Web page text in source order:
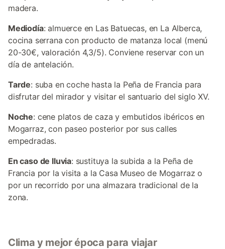
madera.
Mediodía: almuerce en Las Batuecas, en La Alberca,
cocina serrana con producto de matanza local (menú
20-30€, valoración 4,3/5). Conviene reservar con un
día de antelación.
Tarde: suba en coche hasta la Peña de Francia para
disfrutar del mirador y visitar el santuario del siglo XV.
Noche: cene platos de caza y embutidos ibéricos en
Mogarraz, con paseo posterior por sus calles
empedradas.
En caso de lluvia: sustituya la subida a la Peña de
Francia por la visita a la Casa Museo de Mogarraz o
por un recorrido por una almazara tradicional de la
zona.
Clima y mejor época para viajar